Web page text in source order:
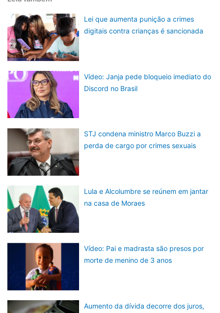
Lei que aumenta punição a crimes
digitais contra crianças é sancionada
Vídeo: Janja pede bloqueio imediato do
Discord no Brasil
STJ condena ministro Marco Buzzi a
perda de cargo por crimes sexuais
Lula e Alcolumbre se reúnem em jantar
na casa de Moraes
Vídeo: Pai e madrasta são presos por
morte de menino de 3 anos
Aumento da dívida decorre dos juros,